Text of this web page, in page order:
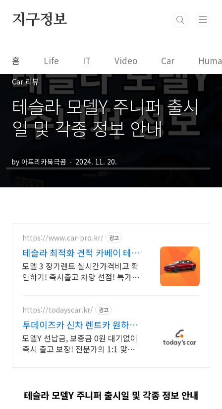
지구정보
홈 Life IT Video Car
Car 리뷰
테슬라 모델Y 주니퍼 출시
일 및 각종 정보 안내
by 아프리카북극곰 2024. 11. 20.
https://www.car-pro.kr/ 광고
테슬라 최적화 견적 카베이 테슬
라 특가차량 무료견적
모델 3 장기렌트 실시간가격비교 확
인하기! 즉시출고 차량 선점! 특가차
고 선점하세요.
https://todayscar.kr/ 광고
투데이즈카 신차 렌트카 원하는
차종, 원하는 조건
모델Y 선납금, 보증금 0원 대기없이
즉시 출고 보장! 전문가의 1:1 맞춤
테슬라 모델Y 주니퍼 출시일 및 각종 정보 안내